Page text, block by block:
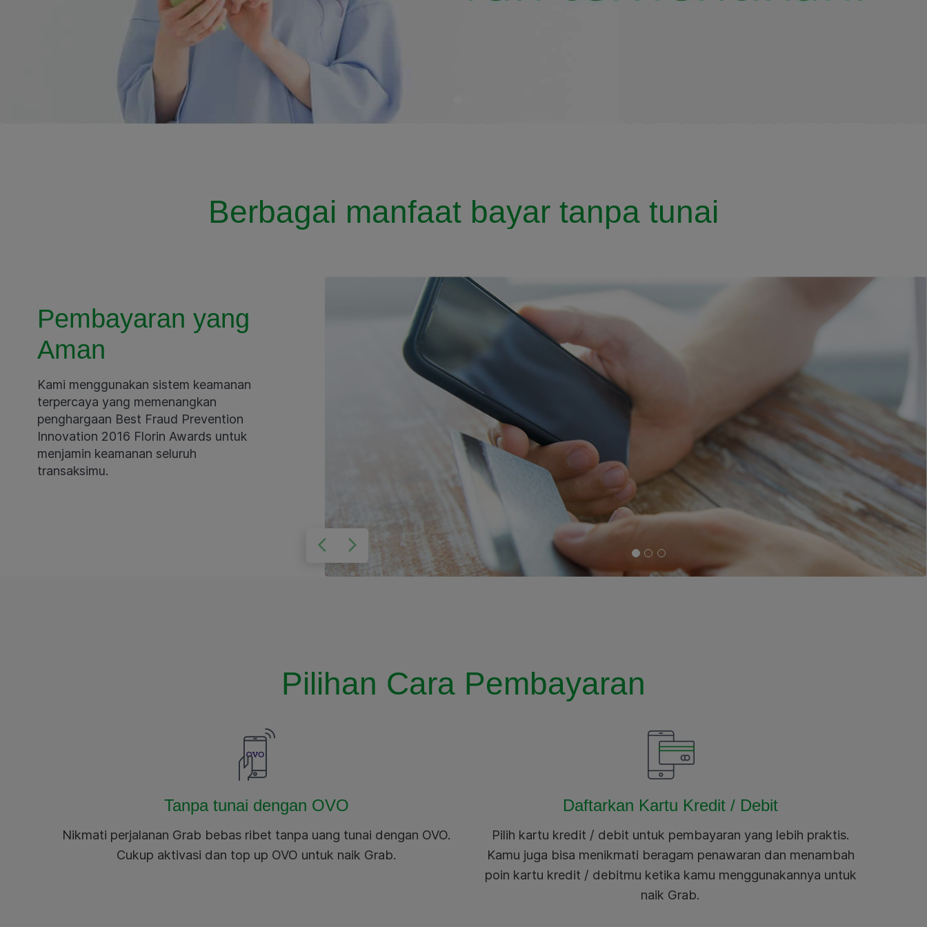
Berbagai manfaat bayar tanpa tunai
Pembayaran yang
Aman
Kami menggunakan sistem keamanan
terpercaya yang memenangkan
penghargaan Best Fraud Prevention
Innovation 2016 Florin Awards untuk
menjamin keamanan seluruh
transaksimu.
Sebelumnya
Berikutnya
Pilihan Cara Pembayaran
Tanpa tunai dengan OVO
Nikmati perjalanan Grab bebas ribet tanpa uang tunai dengan OVO.
Cukup aktivasi dan top up OVO untuk naik Grab.
Daftarkan Kartu Kredit / Debit
Pilih kartu kredit / debit untuk pembayaran yang lebih praktis.
Kamu juga bisa menikmati beragam penawaran dan menambah
poin kartu kredit / debitmu ketika kamu menggunakannya untuk
naik Grab.